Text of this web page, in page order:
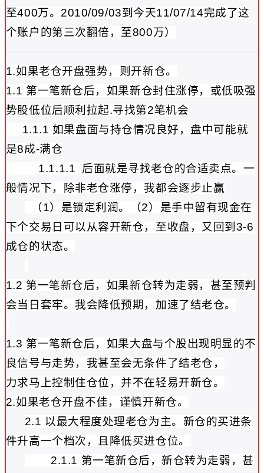
至400万。 2010/09/03到今天11/07/14完成了这
个账户的第三次翻倍，至800万）
1.如果老仓开盘强势，则开新仓。
1.1 第一笔新仓后，如果新仓封住涨停，或低吸强
势股低位后顺利拉起.寻找第2笔机会
1.1.1 如果盘面与持仓情况良好，盘中可能就
是8成-满仓
1.1.1.1 后面就是寻找老仓的合适卖点。 一
般情况下，除非老仓涨停，我都会逐步止赢
（1）是锁定利润。（2）是手中留有现金在
下个交易日可以从容开新仓， 至收盘，又回到3-6
成仓的状态。
1.2 第一笔新仓后，如果新仓转为走弱，甚至预判
会当日套牢。 我会降低预期，加速了结老仓。
1.3 第一笔新仓后，如果大盘与个股出现明显的不
良信号与走势，我甚至会无条件了结老仓，
力求马上控制住仓位，并不在轻易开新仓。
2.如果老仓开盘不佳，谨慎开新仓。
2.1 以最大程度处理老仓为主。 新仓的买进条
件升高一个档次，且降低买进仓位。
2.1.1 第一笔新仓后，新仓转为走弱，甚